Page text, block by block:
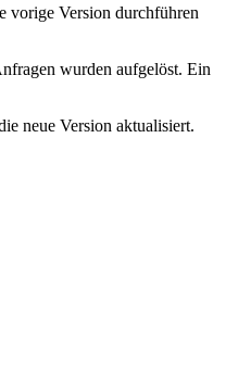
vorige Version durchführen
wurden aufgelöst. Ein
neue Version aktualisiert.